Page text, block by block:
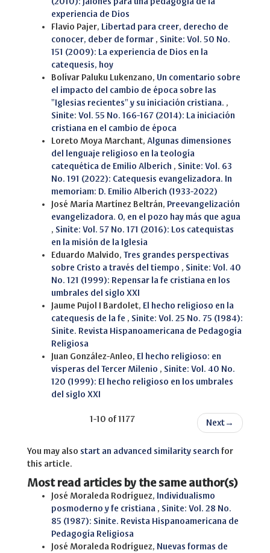
experiencia de Dios
Flavio Pajer, Libertad para creer, derecho de
conocer, deber de formar , Sinite: Vol. 50 No.
151 (2009): La experiencia de Dios en la
catequesis, hoy
Bolívar Paluku Lukenzano, Un comentario sobre
el impacto del cambio de época sobre las
"Iglesias recientes" y su iniciación cristiana. ,
Sinite: Vol. 55 No. 166-167 (2014): La iniciación
cristiana en el cambio de época
Loreto Moya Marchant, Algunas dimensiones
del lenguaje religioso en la teología
catequética de Emilio Alberich , Sinite: Vol. 63
No. 191 (2022): Catequesis evangelizadora. In
memoriam: D. Emilio Alberich (1933-2022)
José María Martínez Beltrán, Preevangelización
evangelizadora. O, en el pozo hay más que agua
, Sinite: Vol. 57 No. 171 (2016): Los catequistas
en la misión de la Iglesia
Eduardo Malvido, Tres grandes perspectivas
sobre Cristo a través del tiempo , Sinite: Vol. 40
No. 121 (1999): Repensar la fe cristiana en los
umbrales del siglo XXI
Jaume Pujol I Bardolet, El hecho religioso en la
catequesis de la fe , Sinite: Vol. 25 No. 75 (1984):
Sinite. Revista Hispanoamericana de Pedagogía
Religiosa
Juan González-Anleo, El hecho religioso: en
vísperas del Tercer Milenio , Sinite: Vol. 40 No.
120 (1999): El hecho religioso en los umbrales
del siglo XXI
1-10 of 1177 Next →
You may also start an advanced similarity search for
this article.
Most read articles by the same author(s)
José Moraleda Rodríguez, Individualismo
posmoderno y fe cristiana , Sinite: Vol. 28 No.
85 (1987): Sinite. Revista Hispanoamericana de
Pedagogía Religiosa
José Moraleda Rodríguez, Nuevas formas de